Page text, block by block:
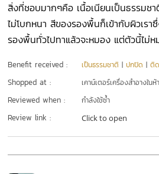
สิ่งที่ชอบมากๆคือ เนื้อเนียนเป็นธรรม
ไม่โบกหนา สีของรองพื้นก็เข้ากับผิวเร
รองพื้นทั่วไปทาแล้วจะหมอง แต่ตัวนี้ไม่
Benefit received : เป็นธรรมชาติ |ปกปิด |ติ
Shopped at : เคาน์เตอร์เครื่องสำอางใน
Reviewed when : กำลังใช้ซ้ำ
Review link : Click to open